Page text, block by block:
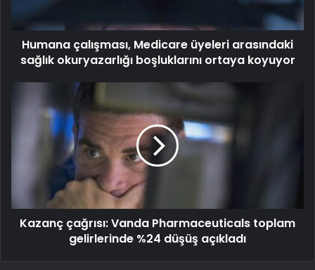
Humana çalışması, Medicare üyeleri arasındaki
sağlık okuryazarlığı boşluklarını ortaya koyuyor
Kazanç çağrısı: Vanda Pharmaceuticals toplam
gelirlerinde %24 düşüş açıkladı